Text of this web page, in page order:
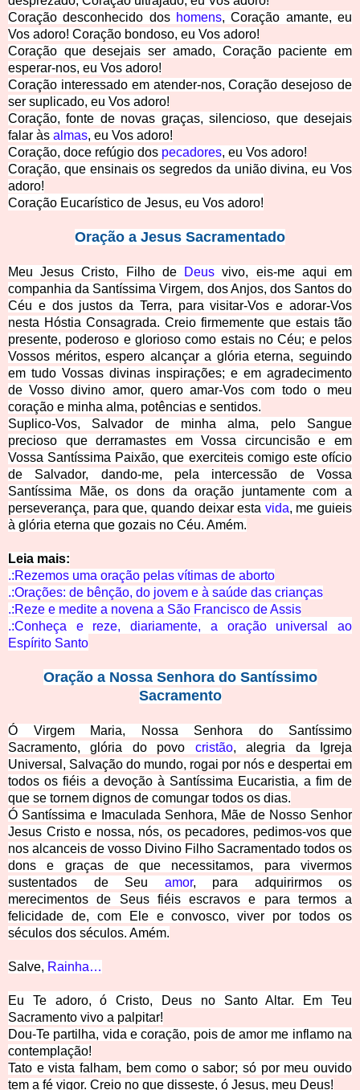
Coração desconhecido dos homens, Coração amante, eu
Vos adoro! Coração bondoso, eu Vos adoro!
Coração que desejais ser amado, Coração paciente em
esperar-nos, eu Vos adoro!
Coração interessado em atender-­nos, Coração desejoso de
ser suplicado, eu Vos adoro!
Coração, fonte de novas graças, silencioso, que desejais
falar às almas, eu Vos adoro!
Coração, doce refúgio dos pecadores, eu Vos adoro!
Coração, que ensinais os segredos da união divina, eu Vos
adoro!
Coração Eucarístico de Jesus, eu Vos adoro!
Oração a Jesus Sacramentado
Meu Jesus Cristo, Filho de Deus vivo, eis-­me aqui em
companhia da Santíssima Virgem, dos Anjos, dos Santos do
Céu e dos justos da Terra, para visitar-­Vos e adorar-Vos
nesta Hóstia Consagrada. Creio firmemente que estais tão
presente, poderoso e glorioso como estais no Céu; e pelos
Vossos méritos, espero alcançar a glória eterna, seguindo
em tudo Vossas divinas inspirações; e em agradecimento
de Vosso divino amor, quero amar-­Vos com todo o meu
coração e minha alma, potências e sentidos.
Suplico-­Vos, Salvador de minha alma, pelo Sangue
precioso que derramastes em Vossa circuncisão e em
Vossa Santíssima Paixão, que exerciteis comigo este ofício
de Salvador, dando-­me, pela intercessão de Vossa
Santíssima Mãe, os dons da oração juntamente com a
perseverança, para que, quando deixar esta vida, me guieis
à glória eterna que gozais no Céu. Amém.
Leia mais:
.:Rezemos uma oração pelas vítimas de aborto
.:Orações: de bênção, do jovem e à saúde das crianças
.:Reze e medite a novena a São Francisco de Assis
.:Conheça e reze, diariamente, a oração universal ao
Espírito Santo
Oração a Nossa Senhora do Santíssimo
Sacramento
Ó Virgem Maria, Nossa Senhora do Santíssimo
Sacramento, glória do povo cristão, alegria da Igreja
Universal, Salvação do mundo, rogai por nós e despertai em
todos os fiéis a devoção à Santíssima Eucaristia, a fim de
que se tornem dignos de comungar todos os dias.
Ó Santíssima e Imaculada Senhora, Mãe de Nosso Senhor
Jesus Cristo e nossa, nós, os pecadores, pedimos-vos que
nos alcanceis de vosso Divino Filho Sacramentado todos os
dons e graças de que necessitamos, para vivermos
sustentados de Seu
amor, para adquirirmos os
merecimentos de Seus fiéis escravos e para termos a
felicidade de, com Ele e convosco, viver por todos os
séculos dos séculos. Amém.
Salve, Rainha…
Eu Te adoro, ó Cristo, Deus no Santo Altar. Em Teu
Sacramento vivo a palpitar!
Dou-Te partilha, vida e coração, pois de amor me inflamo na
contemplação!
Tato e vista falham, bem como o sabor; só por meu ouvido
tem a fé vigor. Creio no que disseste, ó Jesus, meu Deus!